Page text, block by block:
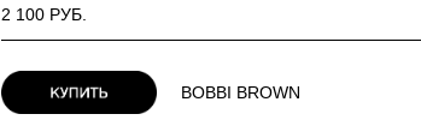
2 100 РУБ.
BOBBI BROWN